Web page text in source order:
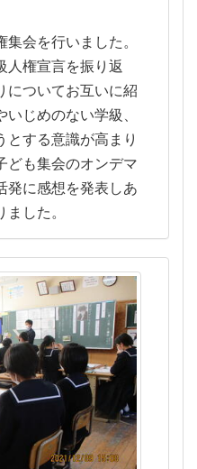
会を行いました。
人権宣言を振り返
についてお互いに紹
じめのない学級、
とする意識が高まり
ども集会のオンデマ
発に感想を発表しあ
した。